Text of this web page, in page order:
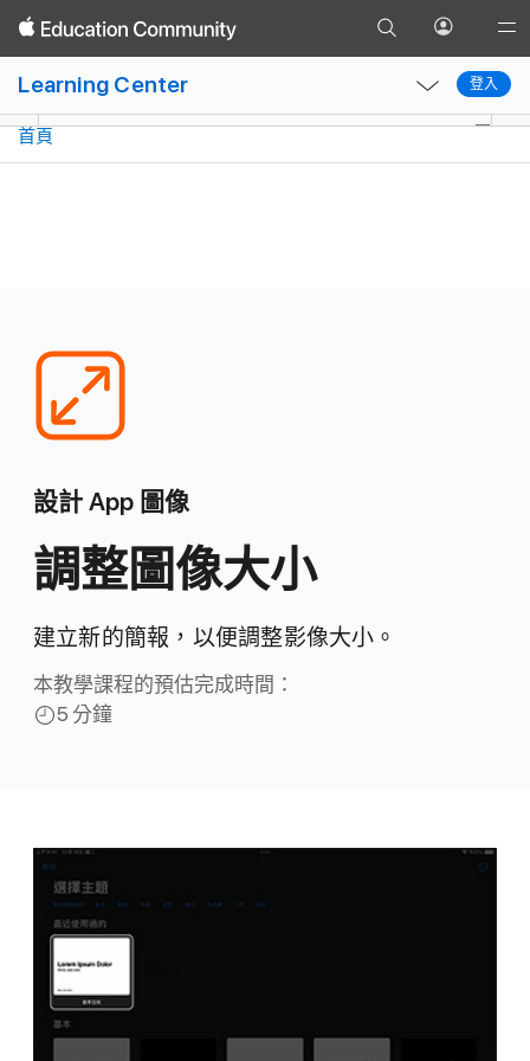
前
往
尋
開
啟
個
人
回
登入
Nav
Learning Center
Local
Nav
Open
Menu
Local
Nav
Close
Menu
登入
首頁
計畫案概覽 調整圖
設計 App 圖像
調整圖像大小
建立新的簡報，以便調整影像大小。
本教學課程的預估完成時間：
5 分鐘